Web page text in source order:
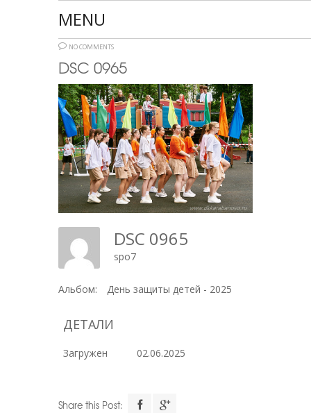
MENU
NO COMMENTS
DSC 0965
DSC 0965
spo7
Альбом: День защиты детей - 2025
ДЕТАЛИ
Загружен 02.06.2025
Share this Post: